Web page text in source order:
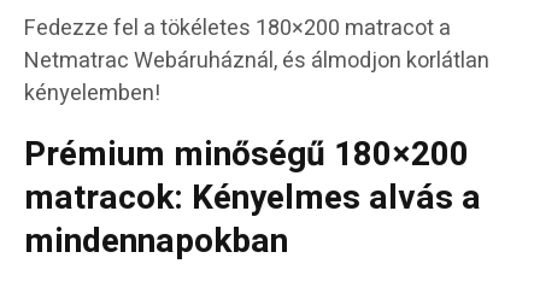
Fedezze fel a tökéletes 180×200 matracot a
Netmatrac Webáruháznál, és álmodjon korlátlan
kényelemben!
Prémium minőségű 180×200
matracok: Kényelmes alvás a
mindennapokban